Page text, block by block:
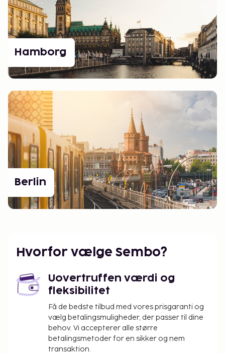
Hamborg
Berlin
Hvorfor vælge Sembo?
Uovertruffen værdi og
fleksibilitet
Få de bedste tilbud med vores prisgaranti og
vælg betalingsmuligheder, der passer til dine
behov. Vi accepterer alle større
betalingsmetoder for en sikker og nem
transaktion.